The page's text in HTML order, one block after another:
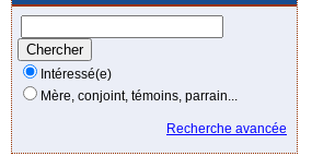
Intéressé(e)
Mère, conjoint, témoins, parrain...
Recherche avancée